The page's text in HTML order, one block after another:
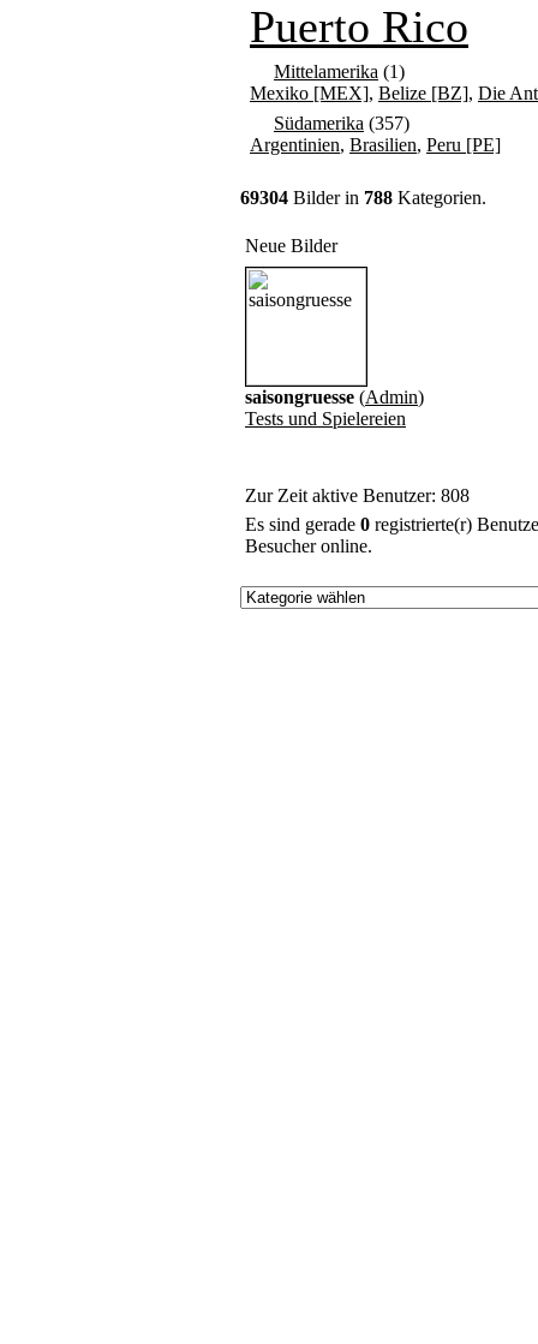
Puerto Rico
Mittelamerika (1)
Mexiko [MEX], Belize [BZ], Die
Südamerika (357)
Argentinien, Brasilien, Peru [PE]
69304 Bilder in 788 Kategorien.
Neue Bilder
saisongruesse (Admin)
Tests und Spielereien
Zur Zeit aktive Benutzer: 808
Es sind gerade 0 registrierte(r)
Besucher online.